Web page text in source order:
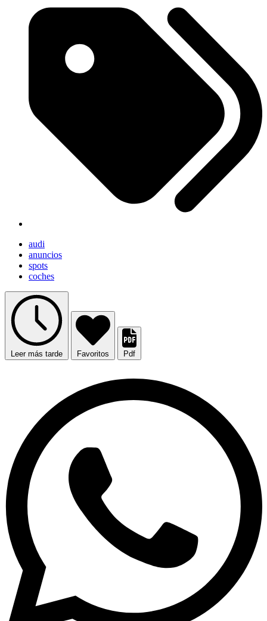
audi
anuncios
spots
coches
Leer más tarde Favoritos Pdf